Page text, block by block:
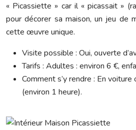
« Picassiette » car il « picassait »
pour décorer sa maison, un jeu de
cette œuvre unique.
Visite possible : Oui, ouverte
Tarifs : Adultes : environ 6 €,
Comment s’y rendre : En
(environ 1 heure).